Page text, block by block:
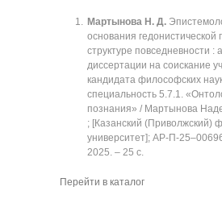
Мартынова Н. Д.
основания гедонистической
структуре повседневности :
диссертации на соискание
кандидата философских
специальность 5.7.1.
познания» / Мартынова
; [Казанский (Приволжский)
университет]; АР-П-
2025. ‒ 25 с.
Перейти в каталог